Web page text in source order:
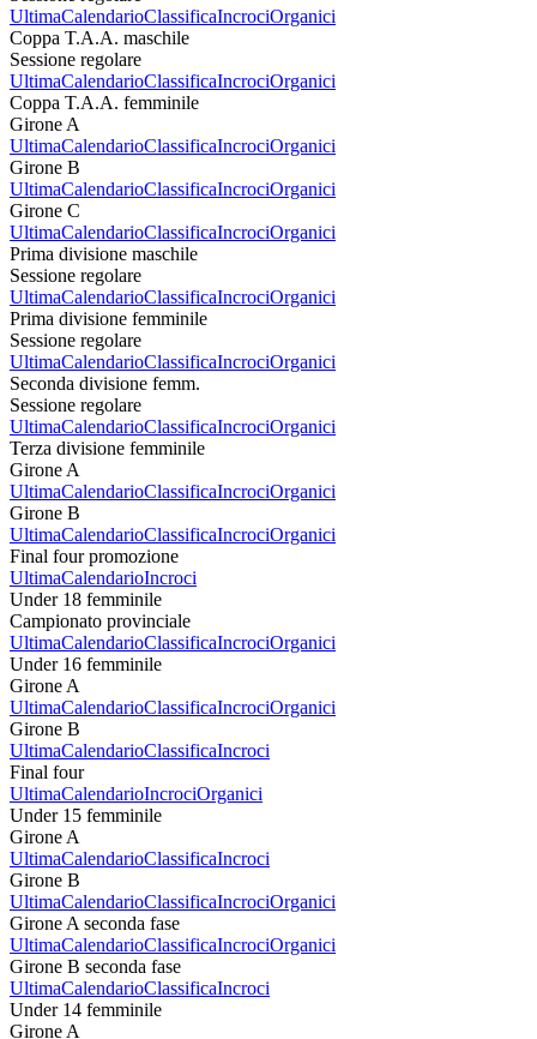
UltimaCalendarioClassificaIncrociOrganici
Coppa T.A.A. maschile
Sessione regolare
UltimaCalendarioClassificaIncrociOrganici
Coppa T.A.A. femminile
Girone A
UltimaCalendarioClassificaIncrociOrganici
Girone B
UltimaCalendarioClassificaIncrociOrganici
Girone C
UltimaCalendarioClassificaIncrociOrganici
Prima divisione maschile
Sessione regolare
UltimaCalendarioClassificaIncrociOrganici
Prima divisione femminile
Sessione regolare
UltimaCalendarioClassificaIncrociOrganici
Seconda divisione femm.
Sessione regolare
UltimaCalendarioClassificaIncrociOrganici
Terza divisione femminile
Girone A
UltimaCalendarioClassificaIncrociOrganici
Girone B
UltimaCalendarioClassificaIncrociOrganici
Final four promozione
UltimaCalendarioIncroci
Under 18 femminile
Campionato provinciale
UltimaCalendarioClassificaIncrociOrganici
Under 16 femminile
Girone A
UltimaCalendarioClassificaIncrociOrganici
Girone B
UltimaCalendarioClassificaIncroci
Final four
UltimaCalendarioIncrociOrganici
Under 15 femminile
Girone A
UltimaCalendarioClassificaIncroci
Girone B
UltimaCalendarioClassificaIncrociOrganici
Girone A seconda fase
UltimaCalendarioClassificaIncrociOrganici
Girone B seconda fase
UltimaCalendarioClassificaIncroci
Under 14 femminile
Girone A